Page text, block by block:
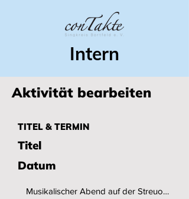
Intern
Aktivität bearbeiten
TITEL & TERMIN
Titel
Datum